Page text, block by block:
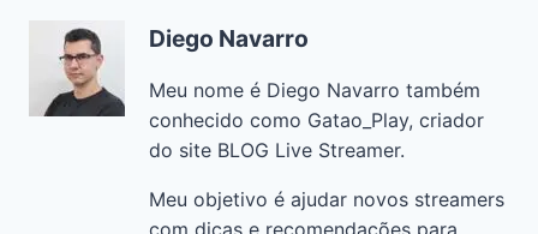
o
o
k
p
n
Diego Navarro
Meu nome é Diego Navarro também
conhecido como Gatao_Play, criador
do site BLOG Live Streamer.
Meu objetivo é ajudar novos streamers